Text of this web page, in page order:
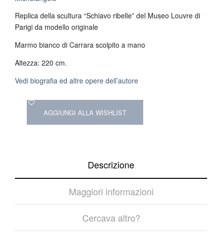
Replica della scultura “Schiavo ribelle” del Museo Louvre di
Parigi da modello originale
Marmo bianco di Carrara scolpito a mano
Altezza: 220 cm.
Vedi biografia ed altre opere dell’autore
AGGIUNGI ALLA WISHLIST
Descrizione
Maggiori informazioni
Cercava altro?